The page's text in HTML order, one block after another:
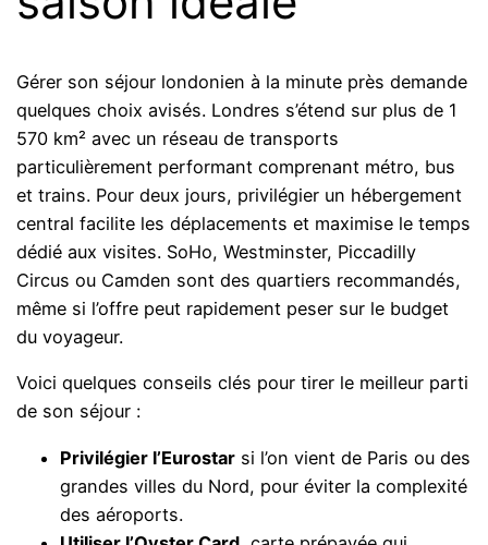
Gérer son séjour londonien à la minute près demande
quelques choix avisés. Londres s’étend sur plus de 1
570 km² avec un réseau de transports
particulièrement performant comprenant métro, bus
et trains. Pour deux jours, privilégier un hébergement
central facilite les déplacements et maximise le temps
dédié aux visites. SoHo, Westminster, Piccadilly
Circus ou Camden sont des quartiers recommandés,
même si l’offre peut rapidement peser sur le budget
du voyageur.
Voici quelques conseils clés pour tirer le meilleur parti
de son séjour :
Privilégier l’Eurostar si l’on vient de Paris ou des
grandes villes du Nord, pour éviter la complexité
des aéroports.